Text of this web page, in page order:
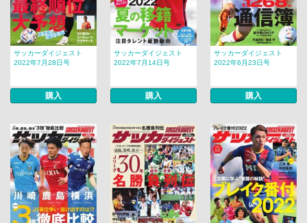
サッカーダイジェスト
2022年7月28日号
購入
サッカーダイジェスト
2022年7月14日号
購入
サッカーダイジェスト
2022年6月23日号
購入